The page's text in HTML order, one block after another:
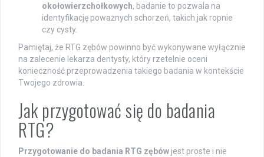
okołowierzchołkowych, badanie to pozwala na
identyfikację poważnych schorzeń, takich jak ropnie
czy cysty.
Pamiętaj, że RTG zębów powinno być wykonywane wyłącznie
na zalecenie lekarza dentysty, który rzetelnie oceni
konieczność przeprowadzenia takiego badania w kontekście
Twojego zdrowia.
Jak przygotować się do badania
RTG?
Przygotowanie do badania RTG zębów jest proste i nie